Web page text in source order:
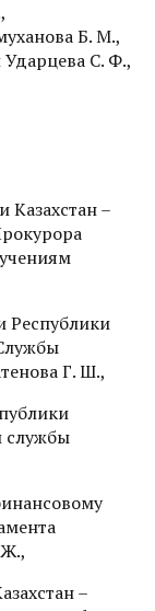
Б. М.,
С. Ф.,
Казахстан –
Республики
Г. Ш.,
службы
Ж.,
–